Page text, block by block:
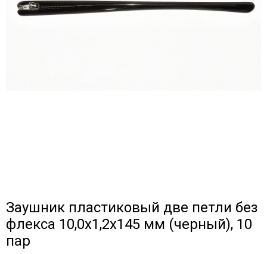
Заушник пластиковый две петли без
флекса 10,0х1,2х145 мм (черный), 10
пар